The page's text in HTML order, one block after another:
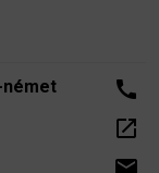
német
call
open_in_new